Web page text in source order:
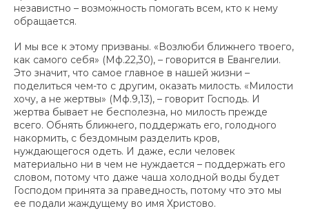
независтно – возможность помогать всем, кто к нему
обращается.
И мы все к этому призваны. «Возлюби ближнего твоего,
как самого себя» (Мф.22,30), – говорится в Евангелии.
Это значит, что самое главное в нашей жизни –
поделиться чем-то с другим, оказать милость. «Милости
хочу, а не жертвы» (Мф.9,13), – говорит Господь. И
жертва бывает не бесполезна, но милость прежде
всего. Обнять ближнего, поддержать его, голодного
накормить, с бездомным разделить кров,
нуждающегося одеть. И даже, если человек
материально ни в чем не нуждается – поддержать его
словом, потому что даже чаша холодной воды будет
Господом принята за праведность, потому что это мы
ее подали жаждущему во имя Христово.